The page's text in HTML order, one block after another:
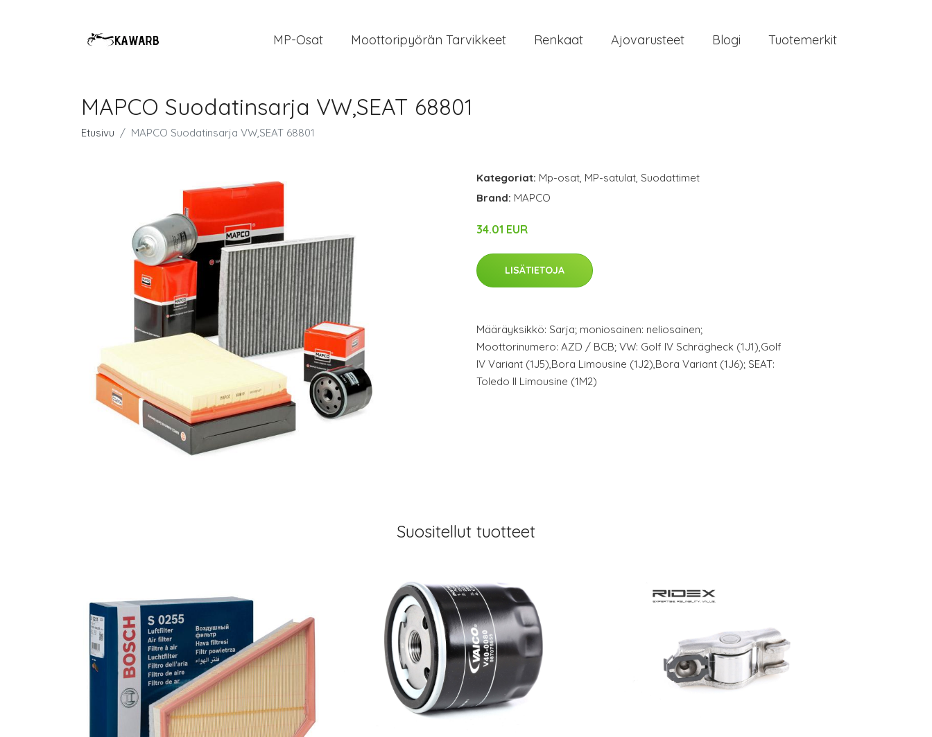
MP-Osat Moottoripyörän Tarvikkeet Renkaat Ajovarusteet Blogi Tuotemerkit
MAPCO Suodatinsarja VW,SEAT 68801
Etusivu MAPCO Suodatinsarja VW,SEAT 68801
Kategoriat: Mp-osat, MP-satulat, Suodattimet
Brand: MAPCO
34.01 EUR
LISÄTIETOJA
Määräyksikkö: Sarja; moniosainen: neliosainen;
Moottorinumero: AZD / BCB; VW: Golf IV Schrägheck (1J1),Golf
IV Variant (1J5),Bora Limousine (1J2),Bora Variant (1J6); SEAT:
Toledo II Limousine (1M2)
Suositellut tuotteet